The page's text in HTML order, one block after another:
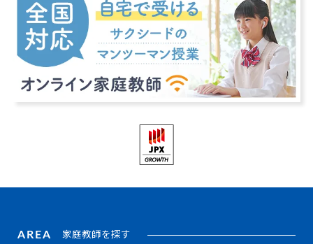
AREA 家庭教師を探す